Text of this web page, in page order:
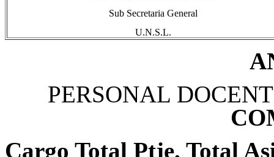
Sub Secretaria General
U.N.S.L.
PERSONAL
Cargo Total Ptje. Total